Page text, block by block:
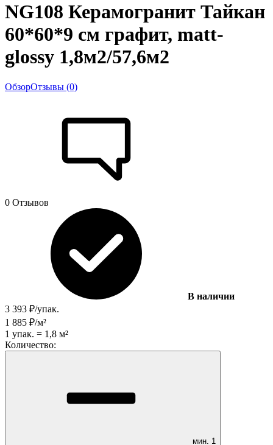
NG108 Керамогранит Тайкан
60*60*9 см графит, matt-
glossy 1,8м2/57,6м2
ОбзорОтзывы (0)
0 Отзывов
В наличии
3 393 ₽/упак.
1 885 ₽/м²
1 упак. = 1,8 м²
Количество:
мин. 1